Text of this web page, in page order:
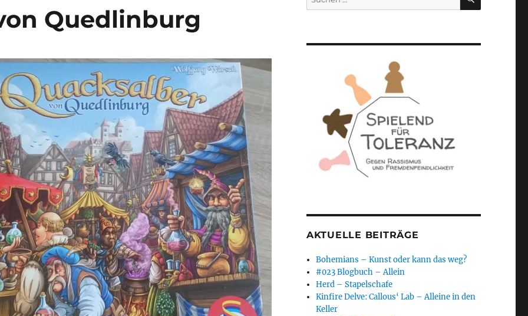
Quedlinburg
nach:
AKTUELLE BEITRÄGE
Bohemians – Kunst oder kann das weg?
#023 Blogbuch – Allein
Herd – Stapelschafe
Kinfire Delve: Callous‘ Lab – Alleine in den
Keller